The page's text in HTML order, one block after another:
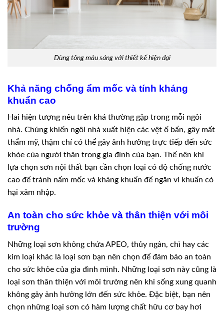
Dùng tông màu sáng với thiết kế hiện đại
Khả năng chống ẩm mốc và tính kháng
khuẩn cao
Hai hiện tượng nêu trên khá thường gặp trong mỗi ngôi
nhà. Chúng khiến ngôi nhà xuất hiện các vệt ố bẩn, gây mất
thẩm mỹ, thậm chí có thể gây ảnh hưởng trực tiếp đến sức
khỏe của người thân trong gia đình của bạn. Thế nên khi
lựa chọn sơn nội thất bạn cần chọn loại có độ chống nước
cao để tránh nấm mốc và kháng khuẩn để ngăn vi khuẩn có
hại xâm nhập.
An toàn cho sức khỏe và thân thiện với môi
trường
Những loại sơn không chứa APEO, thủy ngân, chì hay các
kim loại khác là loại sơn bạn nên chọn để đảm bảo an toàn
cho sức khỏe của gia đình mình. Những loại sơn này cũng là
loại sơn thân thiện với môi trường nên khi sống xung quanh
không gây ảnh hưởng lớn đến sức khỏe. Đặc biệt, bạn nên
chọn những loại sơn có hàm lượng chất hữu cơ bay hơi